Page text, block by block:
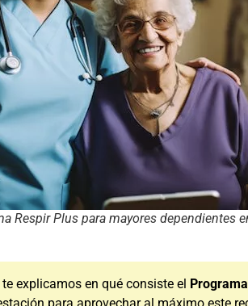
Respir Plus para mayores dependientes
te explicamos en qué consiste el